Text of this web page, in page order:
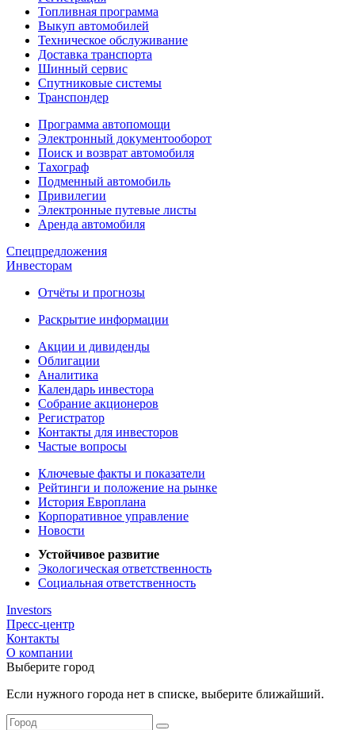
Топливная программа
Выкуп автомобилей
Техническое обслуживание
Доставка транспорта
Шинный сервис
Спутниковые системы
Транспондер
Программа автопомощи
Электронный документооборот
Поиск и возврат автомобиля
Тахограф
Подменный автомобиль
Привилегии
Электронные путевые листы
Аренда автомобиля
Спецпредложения
Инвесторам
Отчёты и прогнозы
Раскрытие информации
Акции и дивиденды
Облигации
Аналитика
Календарь инвестора
Собрание акционеров
Регистратор
Контакты для инвесторов
Частые вопросы
Ключевые факты и показатели
Рейтинги и положение на рынке
История Европлана
Корпоративное управление
Новости
Устойчивое развитие
Экологическая ответственность
Социальная ответственность
Investors
Пресс-центр
Контакты
О компании
Выберите город
Если нужного города нет в списке, выберите ближайший.